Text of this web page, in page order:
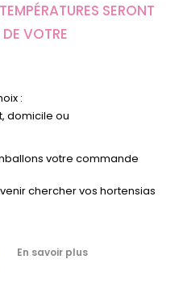
SERONT
VOTRE
:
domicile ou
votre commande
chercher vos hortensias
En savoir plus